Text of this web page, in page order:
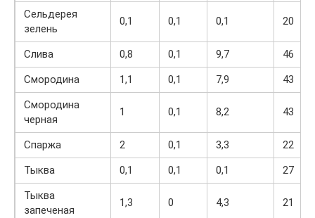
Сельдерея
зелень
0,1 0,1 0,1 20
Слива 0,8 0,1 9,7
46
Смородина
1,1 0,1 7,9
43
Смородина
черная
1 0,1 8,2 43
Спаржа 2 0,1 3,3
22
Тыква
0,1 0,1 0,1
27
Тыква
запеченая
1,3 0 4,3 21